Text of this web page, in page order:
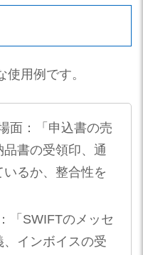
用例です。
面：「申込書の売
書の受領印、通
るか、整合性を
「SWIFTのメッセ
インボイスの受